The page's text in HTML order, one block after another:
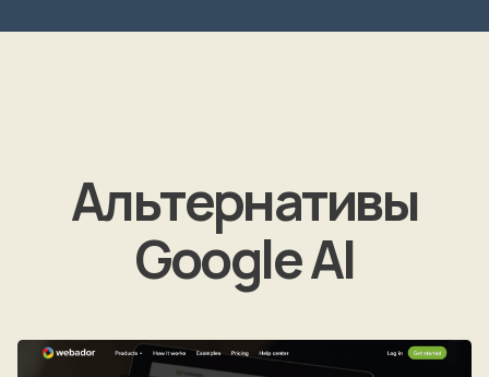
Альтернативы
Google AI